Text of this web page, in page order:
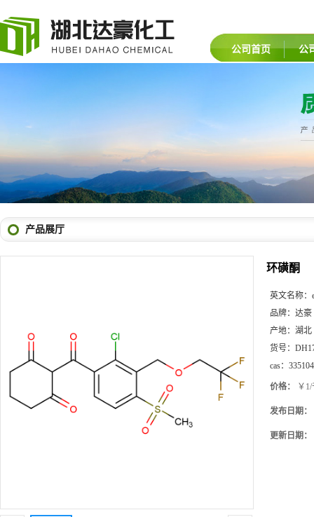
公司首页 公
产品展厅
环磺酮
英文名称：
品牌： 达豪
产地： 湖北
货号：
cas：
价格： ￥
发布日期：
更新日期：